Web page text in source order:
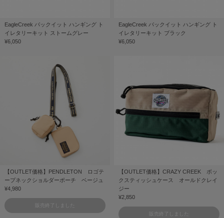
EagleCreek パックイット ハンギング ト
イレタリーキット ストームグレー
¥6,050
EagleCreek パックイット ハンギング ト
イレタリーキット ブラック
¥6,050
【OUTLET価格】PENDLETON ロゴテ
ープネックショルダーポーチ ベージュ
¥4,980
販売終了しました
【OUTLET価格】CRAZY CREEK ボッ
クスティッシュケース オールドクレイ
ジー
¥2,850
販売終了しました